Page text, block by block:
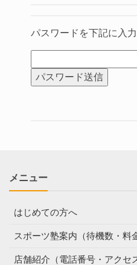
パスワードを下記に入
メニュー
はじめての方へ
スポーツ塾案内（待機数・料
店舗紹介（電話番号・アクセ